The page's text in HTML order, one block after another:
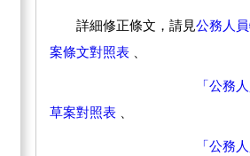
詳細修正條文，請見公務人
案條文對照表
「公務
草案對照表
「公務